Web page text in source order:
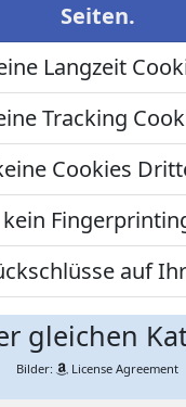
Seiten.
Langzeit
Tracking
Cookies
kein
auf
gleichen
Bilder: License Agreement